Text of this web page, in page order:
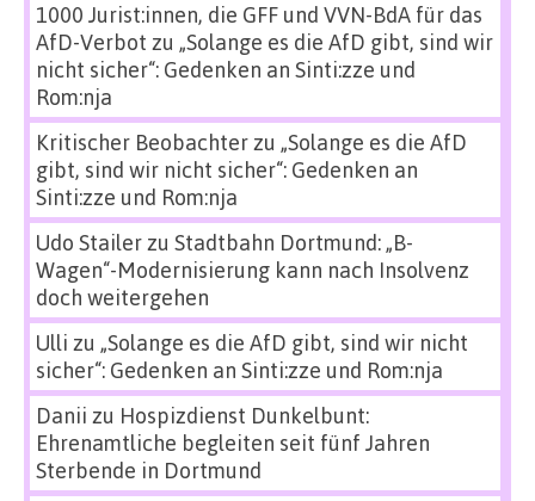
1000 Jurist:innen, die GFF und VVN-BdA für das
AfD-Verbot zu „Solange es die AfD gibt, sind wir
nicht sicher“: Gedenken an Sinti:zze und
Rom:nja
Kritischer Beobachterzu „Solange es die AfD
gibt, sind wir nicht sicher“: Gedenken an
Sinti:zze und Rom:nja
Udo Stailerzu Stadtbahn Dortmund: „B-
Wagen“-Modernisierung kann nach Insolvenz
doch weitergehen
Ulli zu „Solange es die AfD gibt, sind wir nicht
sicher“: Gedenken an Sinti:zze und Rom:nja
Danii zu Hospizdienst Dunkelbunt:
Ehrenamtliche begleiten seit fünf Jahren
Sterbende in Dortmund